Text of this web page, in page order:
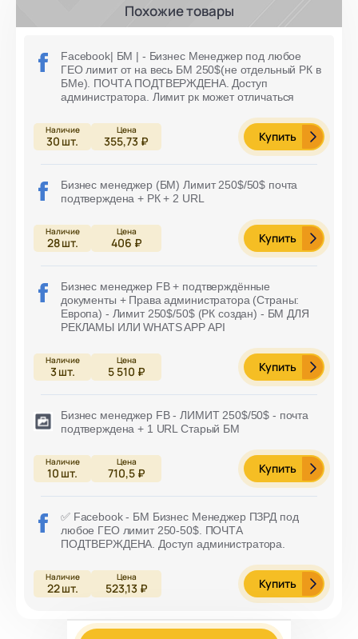
Похожие товары
Facebook| БМ | - Бизнес Менеджер под любое
ГЕО лимит от на весь БМ 250$(не отдельный РК в
БМе). ПОЧТА ПОДТВЕРЖДЕНА. Доступ
администратора. Лимит рк может отличаться
30 шт. 355,73 ₽ Купить
Бизнес менеджер (БМ) Лимит 250$/50$ почта
подтверждена + РК + 2 URL
28шт. 406 ₽ Купить
Бизнес менеджер FB + подтверждённые
документы + Права администратора (Страны:
Европа) - Лимит 250$/50$ (РК создан) - БМ ДЛЯ
РЕКЛАМЫ ИЛИ WHATS APP API
3шт. 5 510 ₽ Купить
Бизнес менеджер FB - ЛИМИТ 250$/50$ - почта
подтверждена + 1 URL Старый БМ
10 шт. 710,5 ₽ Купить
✅ Facebook - БМ Бизнес Менеджер ПЗРД под
любое ГЕО лимит 250-50$. ПОЧТА
ПОДТВЕРЖДЕНА. Доступ администратора.
22шт. 523,13 ₽ Купить